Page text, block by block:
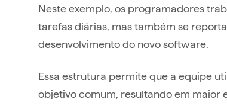
Neste exemplo, os programadores
tarefas diárias, mas também se
desenvolvimento do novo software.
Essa estrutura permite que a equipe
objetivo comum, resultando em maior